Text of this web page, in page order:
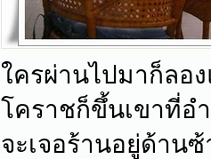
ใครผ่านไปมาก็ลอ
โคราชก็ขึ้นเขาที่อ
จะเจอร้านอยู่ด้าน